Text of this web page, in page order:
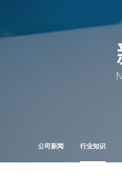
公司新闻 行业知识